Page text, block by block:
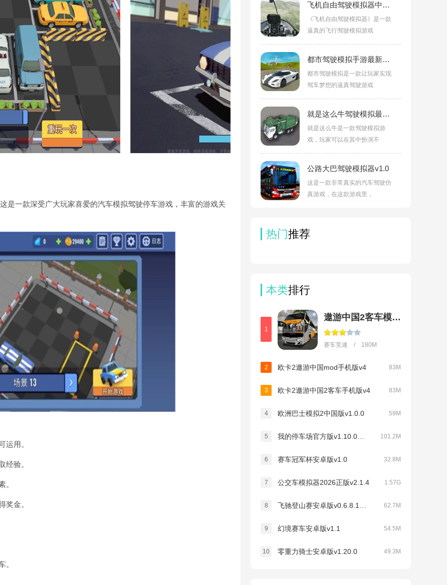
是一款深受广大玩家喜爱的汽车模拟驾驶停车游戏，丰富的游戏关
运用。
经验。
。
奖金。
。
飞机自由驾驶模拟器中文版v300.1.0.3018
《飞机自由驾驶模拟器》是一款
逼真的飞行驾驶模拟游戏
都市驾驶模拟手游最新版v1.0.3
都市驾驶模拟是一款让玩家实现
驾车梦想的逼真驾驶游戏
就是这么牛驾驶模拟最新版v1.0.5
就是这么牛是一款驾驶模拟游
戏，玩家可以在其中扮演不
公路大巴驾驶模拟器v1.0
这是一款非常真实的汽车驾驶仿
真游戏，在这款游戏里，
热门推荐
本类排行
1
遨游中国2客车模拟导航手机版
赛车竞速 / 180M
2 欧卡2遨游中国mod手机版v4 83M
3 欧卡2遨游中国2客车手机版v4 83M
4 欧洲巴士模拟2中国版v1.0.0 59M
5 101.2M
6 赛车冠军杯安卓版v1.0 32.8M
7 公交车模拟器2026正版v2.1.4 1.57G
8 62.7M
9 幻境赛车安卓版v1.1 54.5M
10 零重力骑士安卓版v1.20.0 49.3M